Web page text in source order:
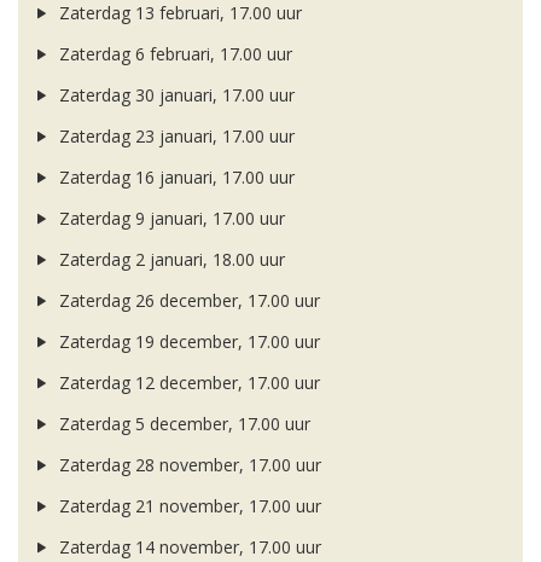
Zaterdag 13 februari, 17.00 uur
Zaterdag 6 februari, 17.00 uur
Zaterdag 30 januari, 17.00 uur
Zaterdag 23 januari, 17.00 uur
Zaterdag 16 januari, 17.00 uur
Zaterdag 9 januari, 17.00 uur
Zaterdag 2 januari, 18.00 uur
Zaterdag 26 december, 17.00 uur
Zaterdag 19 december, 17.00 uur
Zaterdag 12 december, 17.00 uur
Zaterdag 5 december, 17.00 uur
Zaterdag 28 november, 17.00 uur
Zaterdag 21 november, 17.00 uur
Zaterdag 14 november, 17.00 uur